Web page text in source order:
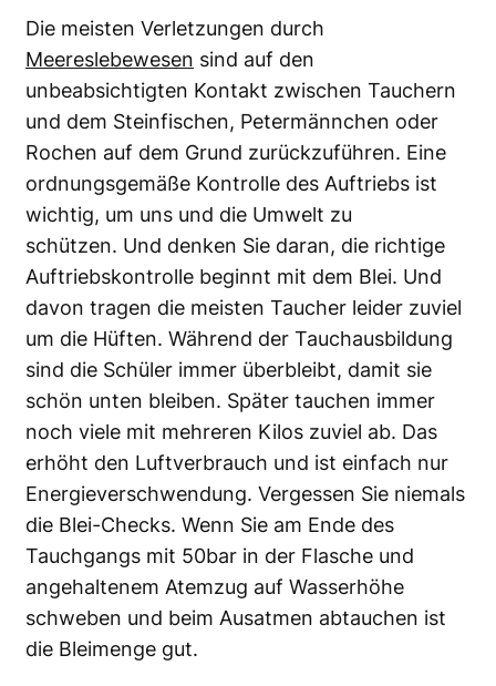
Die meisten Verletzungen durch
Meereslebewesen sind auf den
unbeabsichtigten Kontakt zwischen Tauchern
und dem Steinfischen, Petermännchen oder
Rochen auf dem Grund zurückzuführen. Eine
ordnungsgemäße Kontrolle des Auftriebs ist
wichtig, um uns und die Umwelt zu
schützen. Und denken Sie daran, die richtige
Auftriebskontrolle beginnt mit dem Blei. Und
davon tragen die meisten Taucher leider zuviel
um die Hüften. Während der Tauchausbildung
sind die Schüler immer überbleibt, damit sie
schön unten bleiben. Später tauchen immer
noch viele mit mehreren Kilos zuviel ab. Das
erhöht den Luftverbrauch und ist einfach nur
Energieverschwendung. Vergessen Sie niemals
die Blei-Checks. Wenn Sie am Ende des
Tauchgangs mit 50bar in der Flasche und
angehaltenem Atemzug auf Wasserhöhe
schweben und beim Ausatmen abtauchen ist
die Bleimenge gut.